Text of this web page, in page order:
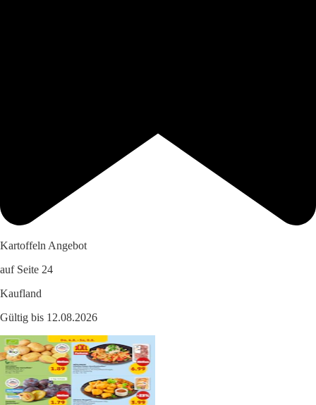
Kartoffeln Angebot
auf Seite 24
Kaufland
Gültig bis 12.08.2026